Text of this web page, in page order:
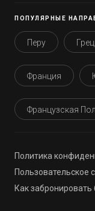
ПОПУЛЯРНЫЕ
Перу
Франция
Французская
Политика
Пользовательское
Как забронировать